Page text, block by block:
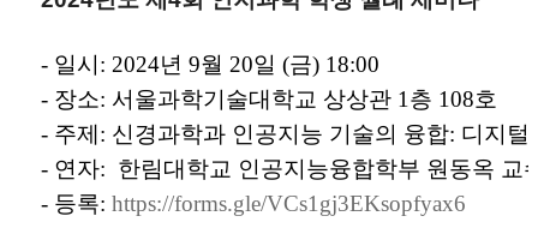
- 일시 : 2024년 9월 20일 (금) 18:00
- 장소: 서울과학기술대학교 상상관 1층 108호
- 주제 : 신경과학과 인공지능 기술의 융합: 디지
- 연자: 한림대학교 인공지능융합학부 원동옥 교
- 등록: https://forms.gle/VCs1gj3EKsopfyax6